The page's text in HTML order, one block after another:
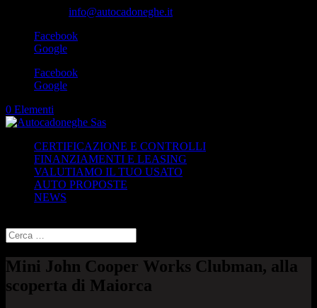
info@autocadoneghe.it
Facebook
Google
Facebook
Google
0 Elementi
CERTIFICAZIONE E CONTROLLI
FINANZIAMENTI E LEASING
VALUTIAMO IL TUO USATO
AUTO PROPOSTE
NEWS
Mini John Cooper Works Clubman, alla
scoperta di Maiorca